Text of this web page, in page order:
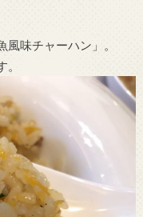
味チャーハン」。